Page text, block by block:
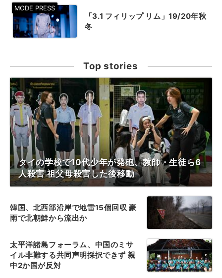
「3.1 フィリップ リム」19/20年秋
冬
Top stories
タイの学校で10代少年が発砲、教師・生徒ら6
人殺害 祖父母殺害した後移動
韓国、北西部沿岸で地雷15個回収 豪
雨で北朝鮮から流出か
太平洋諸島フォーラム、中国のミサ
イル非難する共同声明採択できず 親
中2か国が反対